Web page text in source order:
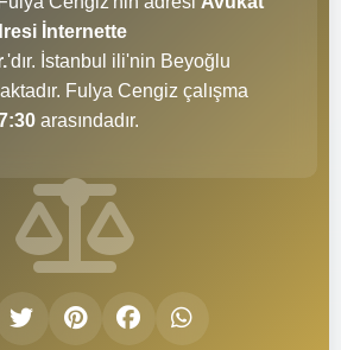
İnternette
'dır. İstanbul ili'nin Beyoğlu
Fulya Cengiz çalışma
arasındadır.